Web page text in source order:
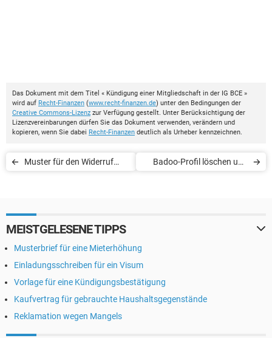
Das Dokument mit dem Titel « Kündigung einer Mitgliedschaft in der IG BCE »
wird auf Recht-Finanzen (www.recht-finanzen.de) unter den Bedingungen der
Creative Commons-Lizenz zur Verfügung gestellt. Unter Berücksichtigung der
Lizenzvereinbarungen dürfen Sie das Dokument verwenden, verändern und
kopieren, wenn Sie dabei Recht-Finanzen deutlich als Urheber kennzeichnen.
Muster für den Widerruf
Badoo-Profil löschen und
MEISTGELESENE TIPPS
Musterbrief für eine Mieterhöhung
Einladungsschreiben für ein Visum
Vorlage für eine Kündigungsbestätigung
Kaufvertrag für gebrauchte Haushaltsgegenstände
Reklamation wegen Mangels